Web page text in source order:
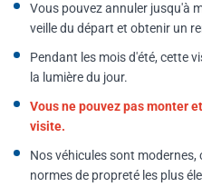
Vous pouvez annuler jusqu'à
veille du départ et obtenir un
Pendant les mois d'été, cette
la lumière du jour.
Vous ne pouvez pas monter
visite.
Nos véhicules sont
normes de propreté les plus